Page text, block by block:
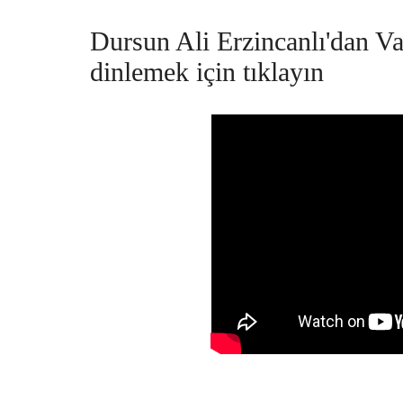
Dursun Ali Erzincanlı'dan
dinlemek için tıklayın